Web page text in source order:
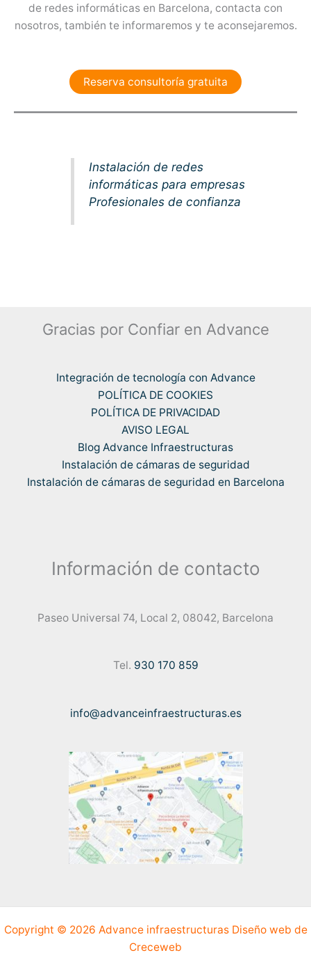
de redes informáticas en Barcelona, contacta con
nosotros, también te informaremos y te aconsejaremos.
Reserva consultoría gratuita
Instalación de redes
informáticas para empresas
Profesionales de confianza
Gracias por Confiar en Advance
Integración de tecnología con Advance
POLÍTICA DE COOKIES
POLÍTICA DE PRIVACIDAD
AVISO LEGAL
Blog Advance Infraestructuras
Instalación de cámaras de seguridad
Instalación de cámaras de seguridad en Barcelona
Información de contacto
Paseo Universal 74, Local 2, 08042, Barcelona
Tel. 930 170 859
info@advanceinfraestructuras.es
Copyright © 2026 Advance infraestructuras Diseño web de
Creceweb